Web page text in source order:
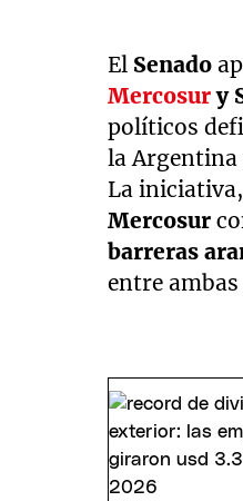
El Senado
Mercosury
políticos
la
La
Mercosur
barreras
entre